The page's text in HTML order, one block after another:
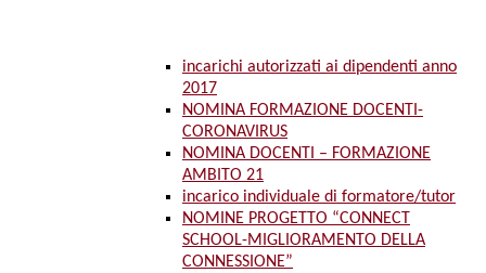
incarichi autorizzati ai dipendenti anno
2017
NOMINA FORMAZIONE DOCENTI-
CORONAVIRUS
NOMINA DOCENTI – FORMAZIONE
AMBITO 21
incarico individuale di formatore/tutor
NOMINE PROGETTO “CONNECT
SCHOOL-MIGLIORAMENTO DELLA
CONNESSIONE”